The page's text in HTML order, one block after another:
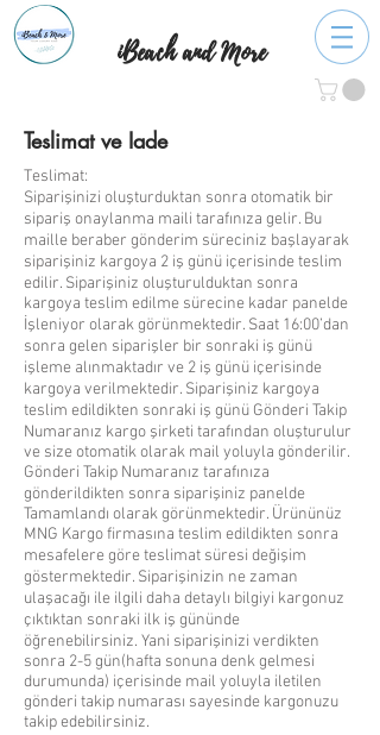
iBeach and More
Teslimat:
Siparişinizi oluşturduktan sonra otomatik bir
sipariş onaylanma maili tarafınıza gelir. Bu
maille beraber gönderim süreciniz başlayarak
siparişiniz kargoya 2 iş günü içerisinde teslim
edilir. Siparişiniz oluşturulduktan sonra
kargoya teslim edilme sürecine kadar panelde
İşleniyor olarak görünmektedir. Saat 16:00’dan
sonra gelen siparişler bir sonraki iş günü
işleme alınmaktadır ve 2 iş günü içerisinde
kargoya verilmektedir. Siparişiniz kargoya
teslim edildikten sonraki iş günü Gönderi Takip
Numaranız kargo şirketi tarafından oluşturulur
ve size otomatik olarak mail yoluyla gönderilir.
Gönderi Takip Numaranız tarafınıza
gönderildikten sonra siparişiniz panelde
Tamamlandı olarak görünmektedir. Ürününüz
MNG Kargo firmasına teslim edildikten sonra
mesafelere göre teslimat süresi değişim
göstermektedir. Siparişinizin ne zaman
ulaşacağı ile ilgili daha detaylı bilgiyi kargonuz
çıktıktan sonraki ilk iş gününde
öğrenebilirsiniz. Yani siparişinizi verdikten
sonra 2-5 gün(hafta sonuna denk gelmesi
durumunda) içerisinde mail yoluyla iletilen
gönderi takip numarası sayesinde kargonuzu
takip edebilirsiniz.
Teslimat ve Iade